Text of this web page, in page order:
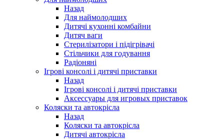
Назад
Для наймолодших
Дитячі кухонні комбайни
Дитяч ваги
Стерилізатори і підігрівачі
Стільчики для годування
Радіоняні
Ігрові консолі і дитячі приставки
Назад
Ігрові консолі і дитячі приставки
Аксессуары для игровых приставок
Коляски та автокрісла
Назад
Коляски та автокрісла
Дитячі автокрісла